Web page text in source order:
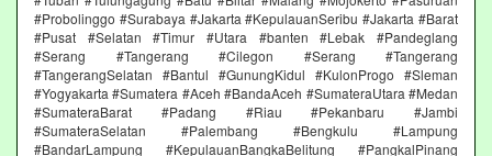
#Probolinggo #Surabaya #Jakarta #KepulauanSeribu #Jakarta #Barat
#Pusat #Selatan #Timur #Utara #banten #Lebak #Pandeglang
#Serang #Tangerang #Cilegon #Serang #Tangerang
#TangerangSelatan #Bantul #GunungKidul #KulonProgo #Sleman
#Yogyakarta #Sumatera #Aceh #BandaAceh #SumateraUtara #Medan
#SumateraBarat #Padang #Riau #Pekanbaru #Jambi
#SumateraSelatan #Palembang #Bengkulu #Lampung
#BandarLampung #KepulauanBangkaBelitung #PangkalPinang